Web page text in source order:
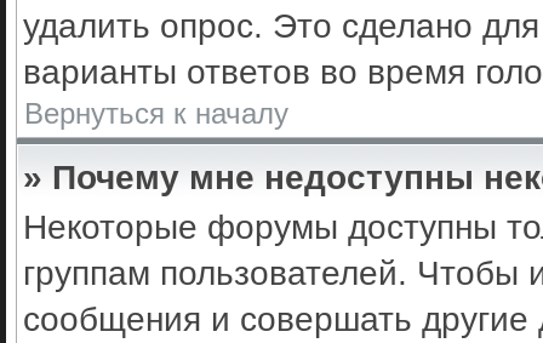
удалить опрос. Это сделано
варианты ответов во время
Вернуться к началу
» Почему мне недоступны
Некоторые форумы доступны
группам пользователей. Чтобы
сообщения и совершать